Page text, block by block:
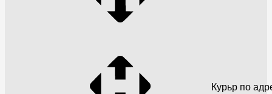
Курьр по